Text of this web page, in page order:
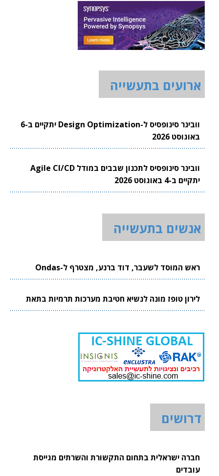
ארועים בתעשייה
וובינר סינופסיס ל-Design Optimization יתקיים ב-6
באוגוסט 2026
וובינר סינופסיס לתכנון שבבים במודל Agile CI/CD
יתקיים ב-4 באוגוסט 2026
אנשים בתעשייה
ראש המוסד לשעבר, דוד ברנע, מצטרף ל-Ondas
לירון טופז מונה לנשיא חטיבת מערכות תרמיות בתאת
דרושים
חברה ישראלית בתחום התקשורת והשרתים מגייסת
עובדים